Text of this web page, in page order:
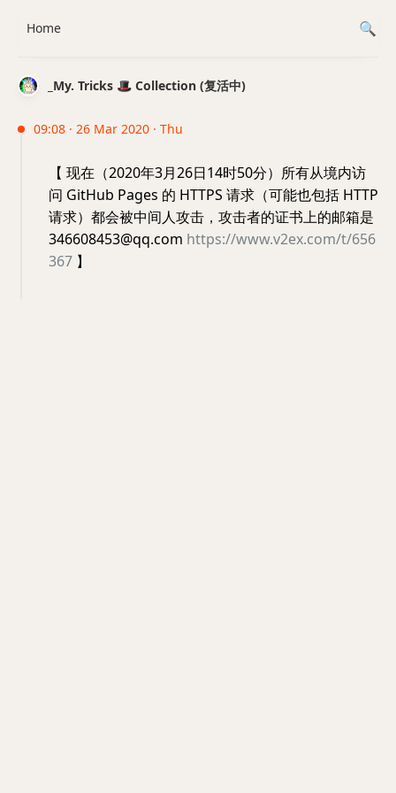
_My. Tricks 🎩 Collection (复活中)
09:08 · 26 Mar 2020 · Thu
【 现在（2020年3月26日14时50分）所有从境内访
问 GitHub Pages 的 HTTPS 请求（可能也包括 HTTP
请求）都会被中间人攻击，攻击者的证书上的邮箱是
346608453@qq.com https://www.v2ex.com/t/656
367 】
Home